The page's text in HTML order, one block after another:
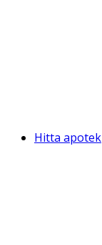
Hitta apotek